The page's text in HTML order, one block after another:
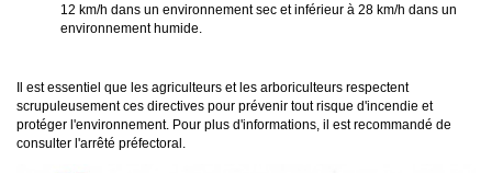
12 km/h dans un environnement sec et inférieur à 28 km/h dans un
environnement humide.​
Il est essentiel que les agriculteurs et les arboriculteurs respectent
scrupuleusement ces directives pour prévenir tout risque d'incendie et
protéger l'environnement. Pour plus d'informations, il est recommandé de
consulter l'arrêté préfectoral.